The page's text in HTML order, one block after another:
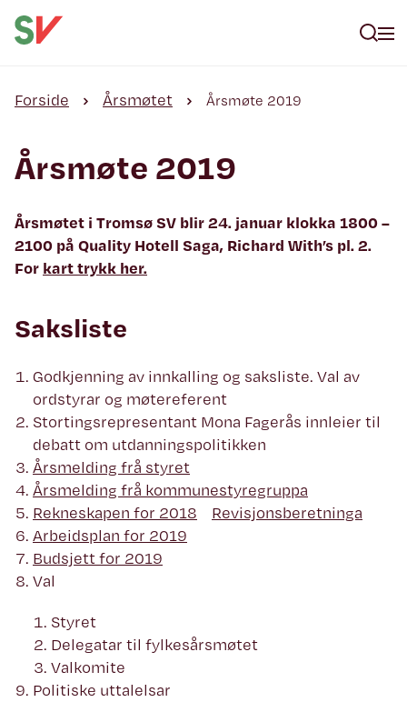
Forside Årsmøtet Årsmøte 2019
Årsmøte 2019
Årsmøtet i Tromsø SV blir 24. januar klokka 1800 –
2100 på Quality Hotell Saga, Richard With’s pl. 2.
For kart trykk her.
Saksliste
Godkjenning av innkalling og saksliste. Val av
ordstyrar og møtereferent
Stortingsrepresentant Mona Fagerås innleier til
debatt om utdanningspolitikken
Årsmelding frå styret
Årsmelding frå kommunestyregruppa
Rekneskapen for 2018
Revisjonsberetninga
Arbeidsplan for 2019
Budsjett for 2019
Val
Styret
Delegatar til fylkesårsmøtet
Valkomite
Politiske uttalelsar